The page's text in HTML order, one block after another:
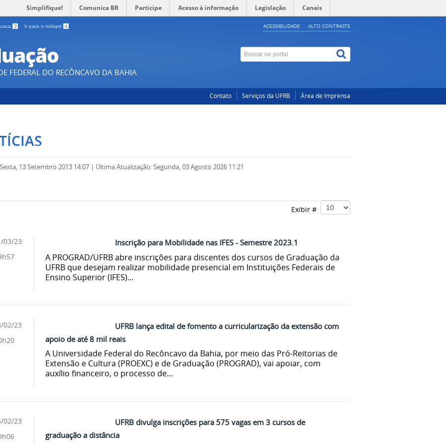
Simplifique! Comunica BR Participe Acesso à informação Legislação Canais
3 Ir para o rodapé 4 ACESSIBILIDADE ALTO CONTRASTE
FEDERAL DO RECÔNCAVO DA BAHIA
Contato Serviços da UFRB Área de Imprensa
13 Setembro 2013 14:07 | Última Atualização: Segunda, 03 Agosto 2026 11:21
Exibir #
Inscrição para Mobilidade nas IFES - Semestre 2023.1
A PROGRAD/UFRB abre inscrições para discentes dos cursos de Graduação da
UFRB que desejam realizar mobilidade presencial em Instituições Federais de
Ensino Superior (IFES)...
03/23
UFRB lança edital de fomento a curricularização da extensão com
apoio de até 8 mil reais
A Universidade Federal do Recôncavo da Bahia, por meio das Pró-Reitorias de
Extensão e Cultura (PROEXC) e de Graduação (PROGRAD), vai apoiar, com
auxílio financeiro, o processo de...
02/23
UFRB divulga inscrições para 575 vagas em 3 cursos de
graduação a distância
02/23